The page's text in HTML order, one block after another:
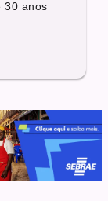
30 anos